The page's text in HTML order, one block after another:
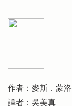
作者：麥斯．蒙洛
譯者：吳美真